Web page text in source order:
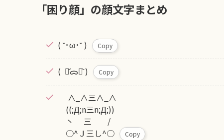
「困り顔」の顔文字まとめ
( ˘･ω･˘ ) Copy
( ･᷄ᯅ･᷅ ) Copy
∧_∧三∧_∧
((;Д;n三n;Д;))
丶 三 /
○^Ｊ三し^○
Copy